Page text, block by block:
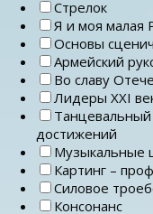
Стрелок
Я и моя малая
Основы
Армейский
Во славу
Лидеры ХХI
Танцевальный
достижений
Музыкальные
Картинг –
Силовое
Консонанс